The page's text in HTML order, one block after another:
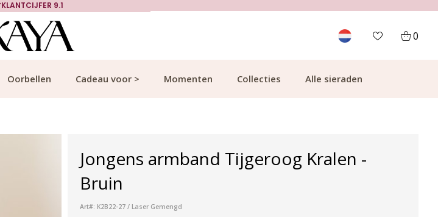
KLANTCIJFER 9.1
0
Oorbellen Cadeau voor > Momenten Collecties Alle sieraden
Jongens armband Tijgeroog Kralen -
Bruin
Art#: K2B22-27 / Laser Gemengd